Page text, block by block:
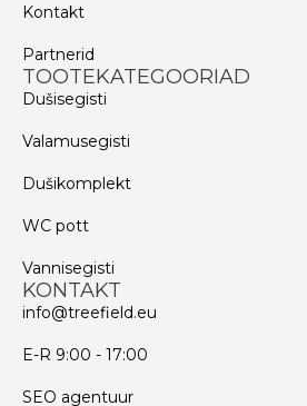
Kontakt
Partnerid
TOOTEKATEGOORIAD
Dušisegisti
Valamusegisti
Dušikomplekt
WC pott
Vannisegisti
KONTAKT
info@treefield.eu
E-R 9:00 - 17:00
SEO agentuur